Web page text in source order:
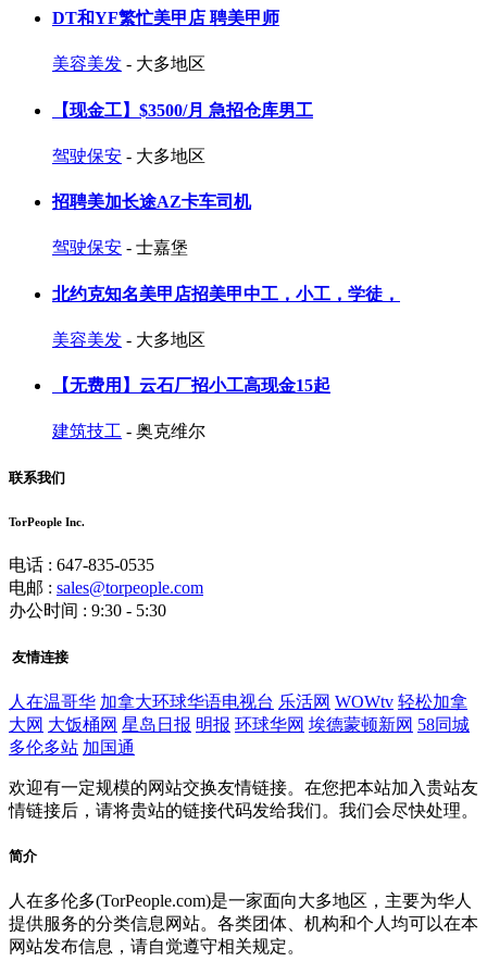
DT和YF繁忙美甲店 聘美甲师
美容美发 - 大多地区
【现金工】$3500/月 急招仓库男工
驾驶保安 - 大多地区
招聘美加长途AZ卡车司机
驾驶保安 - 士嘉堡
北约克知名美甲店招美甲中工，小工，学徒，
美容美发 - 大多地区
【无费用】云石厂招小工高现金15起
建筑技工 - 奥克维尔
联系我们
TorPeople Inc.
电话 : 647-835-0535
电邮 : sales@torpeople.com
办公时间 : 9:30 - 5:30
友情连接
人在温哥华 加拿大环球华语电视台 乐活网 WOWtv 轻松加拿
大网 大饭桶网 星岛日报 明报 环球华网 埃德蒙顿新网 58同城
多伦多站 加国通
欢迎有一定规模的网站交换友情链接。在您把本站加入贵站友
情链接后，请将贵站的链接代码发给我们。我们会尽快处理。
简介
人在多伦多(TorPeople.com)是一家面向大多地区，主要为华人
提供服务的分类信息网站。各类团体、机构和个人均可以在本
网站发布信息，请自觉遵守相关规定。